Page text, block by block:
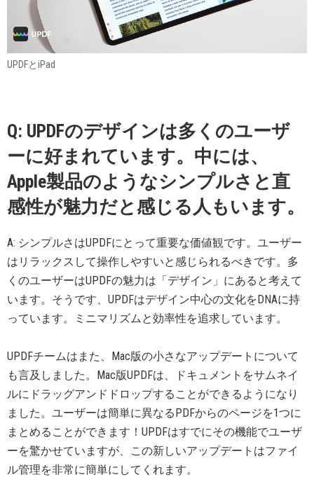
UPDFとiPad
Q: UPDFのデザインは多くのユーザ
ーに好まれています。中には、
Apple製品のようなシンプルさと直
感性が魅力だと感じる人もいます。
A: シンプルさはUPDFにとって重要な価値観です。ユーザー
はリラックスして操作しやすいと感じられるべきです。多
くのユーザーはUPDFの魅力は「デザイン」にあると考えて
います。そうです、UPDFはデザイン中心の文化をDNAに持
っています。ミニマリズムと効率性を追求しています。
UPDFチームはまた、Mac版の小さなアップデートについて
も言及しました。Mac版UPDFは、ドキュメントをサムネイ
ルにドラッグアンドドロップすることができるようになり
ました。ユーザーは簡単に異なるPDFからのページを1つに
まとめることができます！UPDFはすでにその機能でユーザ
ーを驚かせていますが、この新しいアップデートはファイ
ル管理を非常に簡単にしてくれます。